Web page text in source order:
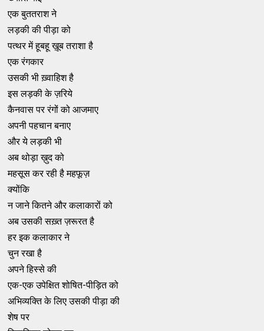
एक बुततराश ने
लड़की की पीड़ा को
पत्थर में हूबहू ख़ूब तराशा है
एक रंगकार
उसकी भी ख़्वाहिश है
इस लड़की के ज़रिये
कैनवास पर रंगों को आजमाए
अपनी पहचान बनाए
और ये लड़की भी
अब थोड़ा ख़ुद को
महसूस कर रही है महफूज़
क्योंकि
न जाने कितने और कलाकारों को
अब उसकी सख़्त ज़रूरत है
हर इक कलाकार ने
चुन रखा है
अपने हिस्से की
एक-एक उपेक्षित शोषित-पीड़ित को
अभिव्यक्ति के लिए उसकी पीड़ा की
शेष पर